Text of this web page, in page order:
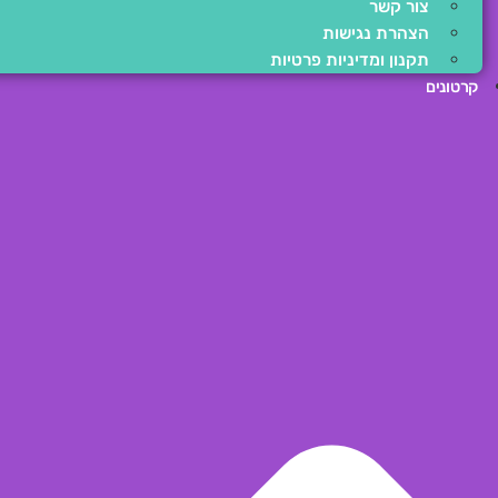
צור קשר
הצהרת נגישות
תקנון ומדיניות פרטיות
קרטונים